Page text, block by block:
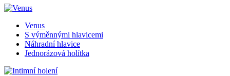
Venus
S výměnnými hlavicemi
Náhradní hlavice
Jednorázová holítka